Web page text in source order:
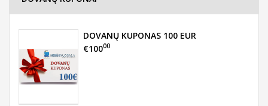
DOVANŲ KUPONAS 100 EUR
€10000